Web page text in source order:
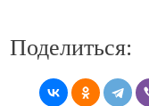
Поделиться: